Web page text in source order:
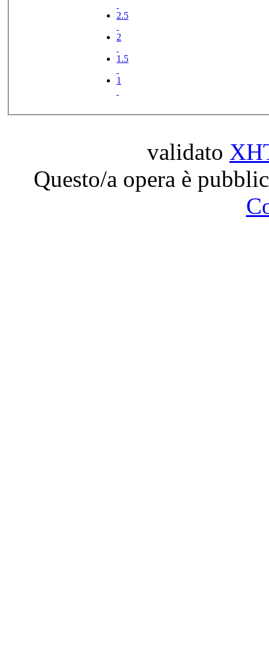
2.5
2
1.5
1
validato
Questo/a opera è